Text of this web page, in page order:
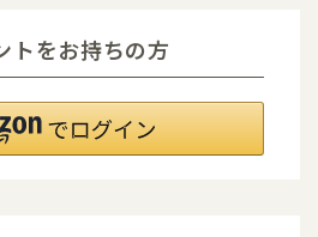
をお持ちの方